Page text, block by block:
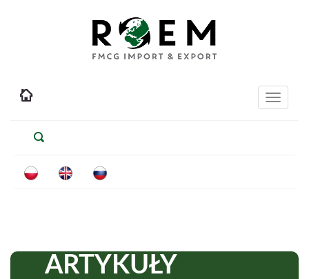
Toggle
ARTYKUŁY